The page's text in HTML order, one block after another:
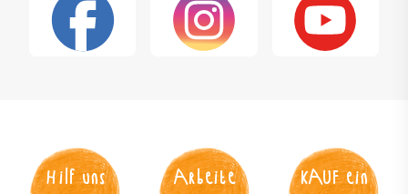
Hilf uns
Arbeite
KAUF ein